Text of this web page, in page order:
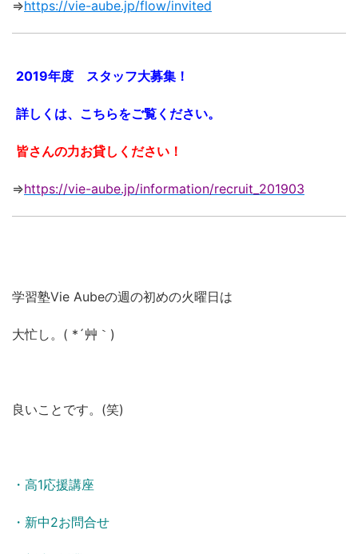
⇒https://vie-aube.jp/flow/invited
2019年度 スタッフ大募集！
詳しくは、こちらをご覧ください。
皆さんの力お貸しください！
⇒https://vie-aube.jp/information/recruit_201903
学習塾Vie Aubeの週の初めの火曜日は
大忙し。( *´艸｀)
良いことです。(笑)
・高1応援講座
・新中2お問合せ